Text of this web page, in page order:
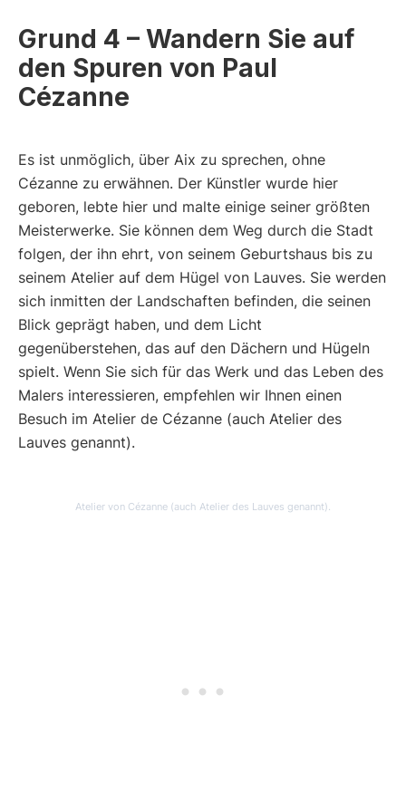
Grund 4 – Wandern Sie auf
den Spuren von Paul
Cézanne
Es ist unmöglich, über Aix zu sprechen, ohne
Cézanne zu erwähnen. Der Künstler wurde hier
geboren, lebte hier und malte einige seiner größten
Meisterwerke. Sie können dem Weg durch die Stadt
folgen, der ihn ehrt, von seinem Geburtshaus bis zu
seinem Atelier auf dem Hügel von Lauves. Sie werden
sich inmitten der Landschaften befinden, die seinen
Blick geprägt haben, und dem Licht
gegenüberstehen, das auf den Dächern und Hügeln
spielt. Wenn Sie sich für das Werk und das Leben des
Malers interessieren, empfehlen wir Ihnen einen
Besuch im Atelier de Cézanne (auch Atelier des
Lauves genannt).
Atelier von Cézanne (auch Atelier des Lauves genannt).